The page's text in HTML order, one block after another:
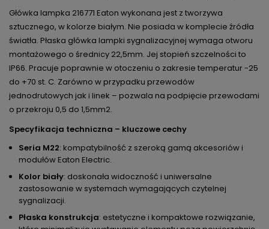
Główka lampka 216771 Eaton wykonana jest z tworzywa
sztucznego, w kolorze białym. Nie posiada w komplecie źródła
światła. Płaska główka lampki sygnalizacyjnej wymaga otworu
montażowego o średnicy 22,5mm. Jej stopień szczelności to
IP66. Pracuje poprawnie w otoczeniu o zakresie temperatur -25
do +70 st. C. Zarówno w przypadku przewodów
jednodrutowych jak i linek – pozwala na podpięcie przewodami
o przekroju 0,5 do 1,5mm2.
Specyfikacja techniczna – kluczowe cechy
Seria M22: kompatybilność z szeroką gamą akcesoriów i
modułów Eaton Electric.
Kolor biały: doskonała widoczność i uniwersalne
zastosowanie w systemach wymagających czytelnej
sygnalizacji.
Płaska konstrukcja: estetyczne i kompaktowe rozwiązanie,